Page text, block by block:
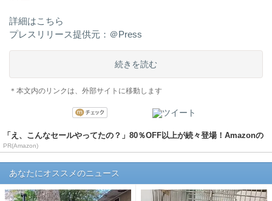
詳細はこちら
プレスリリース提供元：＠Press
続きを読む
＊本文内のリンクは、外部サイトに移動します
「え、こんなセールやってたの？」80％OFF以上が続々登場！Amazonの
本気が...
PR(Amazon)
あなたにオススメのニュース